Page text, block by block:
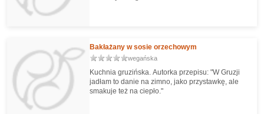
Bakłażany w sosie orzechowym
wegańska
Kuchnia gruzińska. Autorka przepisu: "W Gruzji
jadłam to danie na zimno, jako przystawkę, ale
smakuje też na ciepło."